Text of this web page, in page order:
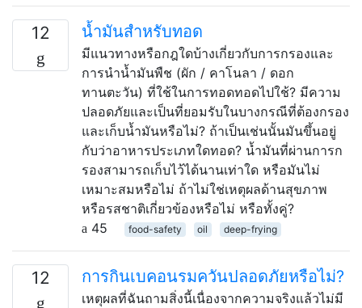
12 น้ำมันสำหรับทอด
มีแนวทางหรือกฎใดบ้างเกี่ยวกับการกรองและ
การนำน้ำมันพืช (ผัก / คาโนลา / ดอก
ทานตะวัน) ที่ใช้ในการทอดทอดไปใช้? มีความ
ปลอดภัยและเป็นที่ยอมรับในบางกรณีที่ต้องกรอง
และเก็บน้ำมันหรือไม่? ถ้าเป็นเช่นนั้นมันขึ้นอยู่
กับว่าอาหารประเภทใดทอด? น้ำมันที่ผ่านการก
รองสามารถเก็บไว้ได้นานเท่าใด หรือมันไม่
เหมาะสมหรือไม่ ถ้าไม่ใช่เหตุผลด้านสุขภาพ
หรือรสชาติเกี่ยวข้องหรือไม่ หรือทั้งคู่?
45
food-safety oil deep-frying
12 การกินเบคอนรมควันปลอดภัยหรือไม่?
เหตุผลที่ฉันถามสิ่งนี้เนื่องจากความจริงแล้วไม่มี